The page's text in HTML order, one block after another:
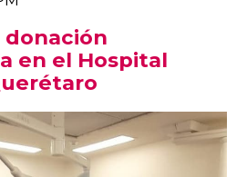
donación
en el Hospital